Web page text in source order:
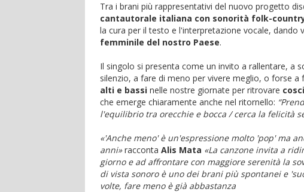
Tra i brani più rappresentativi del nuovo progetto
cantautorale italiana con sonorità folk-
la cura per il testo e l'interpretazione vocale, dando
femminile del nostro Paese.
Il singolo si presenta come un invito a rallentare, a
silenzio, a fare di meno per vivere meglio, o forse a
alti e bassi nelle nostre giornate per ritrovare
che emerge chiaramente anche nel ritornello:
l'equilibrio tra orecchie e bocca / cerca la felicità
«'Anche meno' è un'espressione molto 'pop' ma
anni»racconta Alis Mata «La canzone invita a
giorno e ad affrontare con maggiore serenità la
di vista sonoro è uno dei brani più spontanei e
volte, fare meno è già abbastanza